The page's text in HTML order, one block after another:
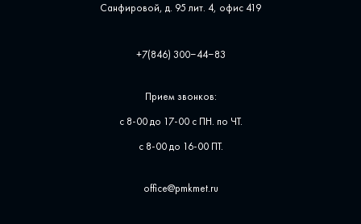
Санфировой, д. 95 лит. 4, офис ​419
+7(846) 300‒44‒83
Прием звонков:
с 8-00 до 17-00 с ПН. по ЧТ.
с 8-00 до 16-00 ПТ.
office@pmkmet.ru